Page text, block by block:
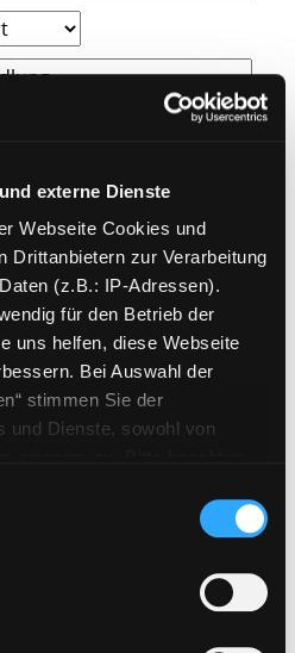
externe Dienste
Webseite Cookies und
Drittanbietern zur Verarbeitung
(z.B.: IP-Adressen).
für den Betrieb der
uns helfen, diese Webseite
Bei Auswahl der
stimmen Sie der
und Dienste, sowohl von
eine Verarbeitung in
außerhalb des EWR
stattfinden kann. In
aktuell Risiken für
Tage
dem Jahr veröffentlicht
anzeigen, die vor dem